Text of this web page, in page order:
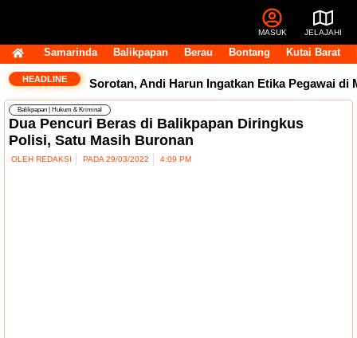
MASUK JELAJAHI
Samarinda Balikpapan Berau Bontang Kutai Barat
HEADLINE
Dokter Tuai Sorotan, Andi Harun Ingatkan Etika Pegawai di
Balikpapan Hukum & Kriminal
Dua Pencuri Beras di Balikpapan Diringkus
Polisi, Satu Masih Buronan
OLEH REDAKSI PADA 29/03/2022 4:09 PM